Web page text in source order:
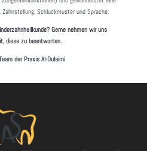
Schluck­muster und Sprache.
Gerne nehmen wir uns
diese zu beantworten.
der Praxis Al-Dulaimi